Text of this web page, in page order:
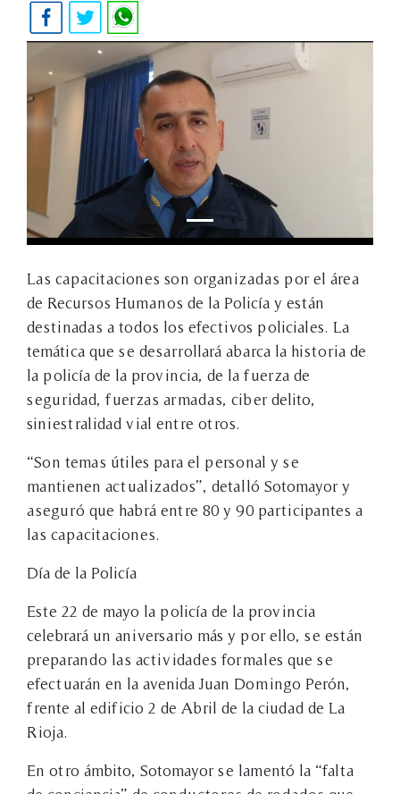
Las capacitaciones son organizadas por el área
de Recursos Humanos de la Policía y están
destinadas a todos los efectivos policiales. La
temática que se desarrollará abarca la historia de
la policía de la provincia, de la fuerza de
seguridad, fuerzas armadas, ciber delito,
siniestralidad vial entre otros.
“Son temas útiles para el personal y se
mantienen actualizados”, detalló Sotomayor y
aseguró que habrá entre 80 y 90 participantes a
las capacitaciones.
Día de la Policía
Este 22 de mayo la policía de la provincia
celebrará un aniversario más y por ello, se están
preparando las actividades formales que se
efectuarán en la avenida Juan Domingo Perón,
frente al edificio 2 de Abril de la ciudad de La
Rioja.
En otro ámbito, Sotomayor se lamentó la “falta